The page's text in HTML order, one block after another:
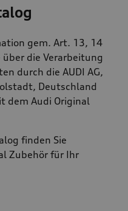
gem. Art. 13, 14
über die Verarbeitung
durch die AUDI AG,
Deutschland
dem Audi Original
finden Sie
Zubehör für Ihr